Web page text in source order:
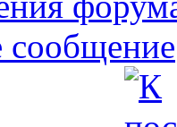
сообщение